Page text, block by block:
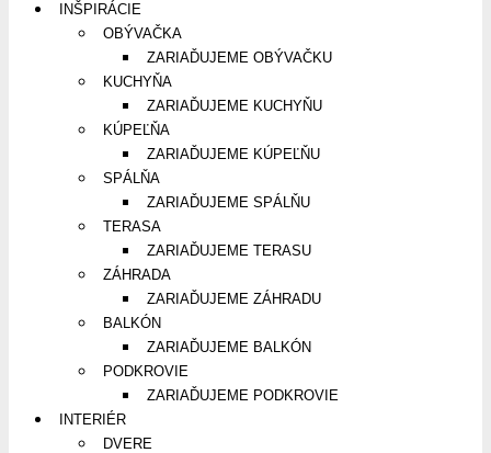
INŠPIRÁCIE
OBÝVAČKA
ZARIAĎUJEME OBÝVAČKU
KUCHYŇA
ZARIAĎUJEME KUCHYŇU
KÚPEĽŇA
ZARIAĎUJEME KÚPEĽŇU
SPÁLŇA
ZARIAĎUJEME SPÁLŇU
TERASA
ZARIAĎUJEME TERASU
ZÁHRADA
ZARIAĎUJEME ZÁHRADU
BALKÓN
ZARIAĎUJEME BALKÓN
PODKROVIE
ZARIAĎUJEME PODKROVIE
INTERIÉR
DVERE